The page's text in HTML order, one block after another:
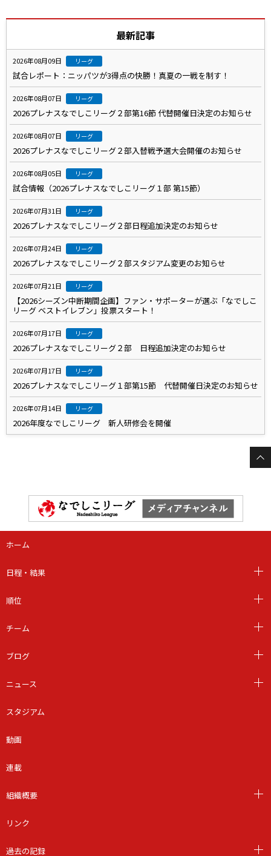
最新記事
2026年08月09日 リーグ
試合レポート：ニッパツが3得点の快勝！真夏の一戦を制す！
2026年08月07日 リーグ
2026プレナスなでしこリーグ２部第16節 代替開催日決定のお知らせ
2026年08月07日 リーグ
2026プレナスなでしこリーグ２部入替戦予選大会開催のお知らせ
2026年08月05日 リーグ
試合情報（2026プレナスなでしこリーグ１部 第15節）
2026年07月31日 リーグ
2026プレナスなでしこリーグ２部日程追加決定のお知らせ
2026年07月24日 リーグ
2026プレナスなでしこリーグ２部スタジアム変更のお知らせ
2026年07月21日 リーグ
【2026シーズン中断期間企画】ファン・サポーターが選ぶ「なでしこ
リーグ ベストイレブン」投票スタート！
2026年07月17日 リーグ
2026プレナスなでしこリーグ２部 日程追加決定のお知らせ
2026年07月17日 リーグ
2026プレナスなでしこリーグ１部第15節 代替開催日決定のお知らせ
2026年07月14日 リーグ
2026年度なでしこリーグ 新人研修会を開催
ホーム
日程・結果
順位
チーム
ブログ
ニュース
スタジアム
動画
連載
組織概要
リンク
過去の記録